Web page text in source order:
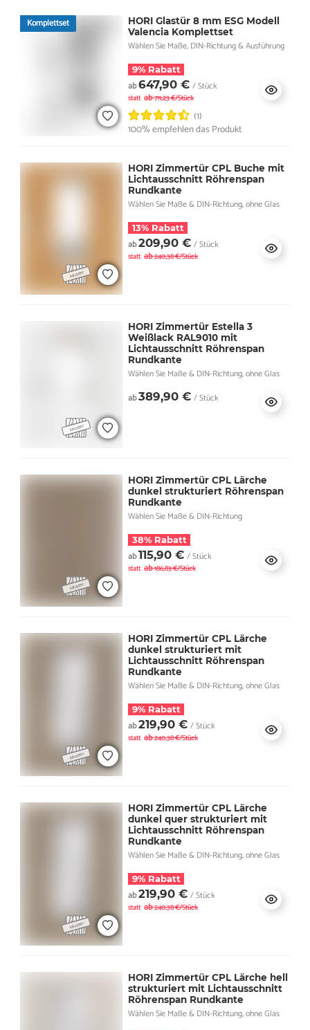
Komplettset
HORI Glastür 8 mm ESG Modell
Valencia Komplettset
Wählen Sie Maße, DIN-Richtung & Ausführung
9% Rabatt
ab647,90 € / Stück
statt ab711,23 €/Stück
(1)
100% empfehlen das Produkt
HORI Zimmertür CPL Buche mit
Lichtausschnitt Röhrenspan
Rundkante
Wählen Sie Maße & DIN-Richtung, ohne Glas
13% Rabatt
ab209,90 € / Stück
statt ab240,38 €/Stück
HORI Zimmertür Estella 3
Weißlack RAL9010 mit
Lichtausschnitt Röhrenspan
Rundkante
Wählen Sie Maße & DIN-Richtung, ohne Glas
ab389,90 € / Stück
HORI Zimmertür CPL Lärche
dunkel strukturiert Röhrenspan
Rundkante
Wählen Sie Maße & DIN-Richtung
38% Rabatt
ab115,90 € / Stück
statt ab186,83 €/Stück
HORI Zimmertür CPL Lärche
dunkel strukturiert mit
Lichtausschnitt Röhrenspan
Rundkante
Wählen Sie Maße & DIN-Richtung, ohne Glas
9% Rabatt
ab219,90 € / Stück
statt ab240,38 €/Stück
HORI Zimmertür CPL Lärche
dunkel quer strukturiert mit
Lichtausschnitt Röhrenspan
Rundkante
Wählen Sie Maße & DIN-Richtung, ohne Glas
9% Rabatt
ab219,90 € / Stück
statt ab240,38 €/Stück
HORI Zimmertür CPL Lärche hell
strukturiert mit Lichtausschnitt
Röhrenspan Rundkante
Wählen Sie Maße & DIN-Richtung, ohne Glas